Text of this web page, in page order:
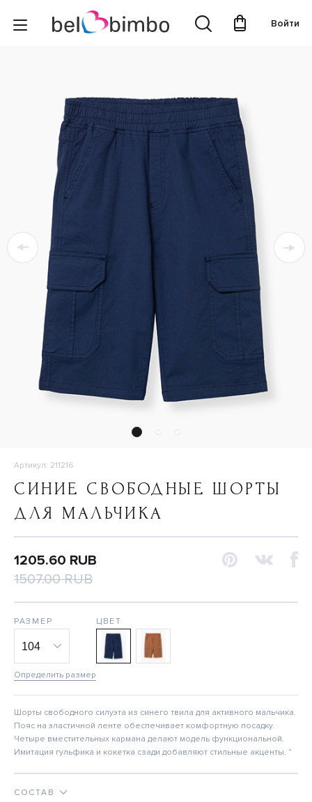
Войти
Артикул: 211216
СИНИЕ СВОБОДНЫЕ ШОРТЫ
ДЛЯ МАЛЬЧИКА
1205.60 RUB
1507.00 RUB
РАЗМЕР
Определить размер
ЦВЕТ
Шорты свободного силуэта из синего твила для активного мальчика.
Пояс на эластичной ленте обеспечивает комфортную посадку.
Четыре вместительных кармана делают модель функциональной.
Имитация гульфика и кокетка сзади добавляют стильные акценты. "
СОСТАВ